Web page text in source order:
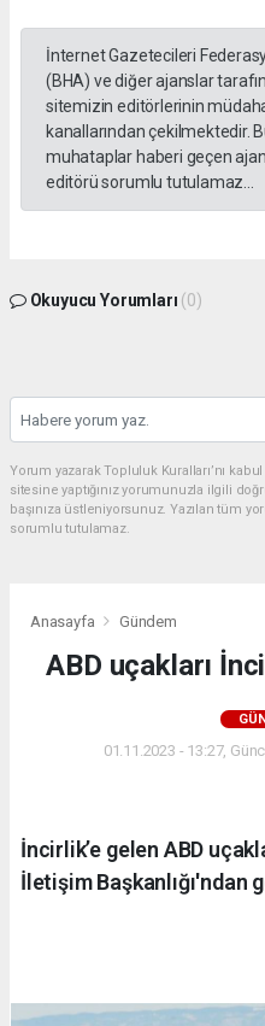
İnternet Gazetecileri
(BHA) ve diğer ajanslar
sitemizin editörlerinin
kanallarından çekilmektedir.
muhataplar haberi geçen
editörü sorumlu tutulamaz...
Okuyucu Yorumları (0)
Yorum yazarak Topluluk Kuralları’nı
sitesine yaptığınız yorumunuzla ilgili
başınıza üstleniyorsunuz. Yazılan tüm
sorumlu tutulamaz.
Anasayfa Gündem
ABD uçakları
01.11.2023 - 13:27,
İncirlik’e gelen ABD
İletişim Başkanlığı'ndan